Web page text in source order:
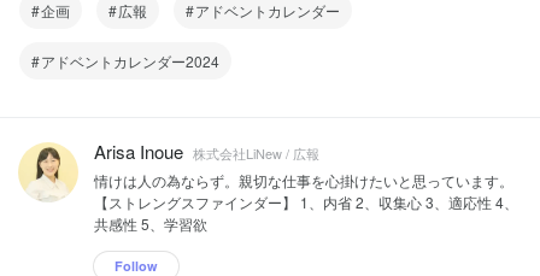
企画 広報 アドベントカレンダー
アドベントカレンダー2024
Arisa Inoue 株式会社LiNew / 広報
情けは人の為ならず。親切な仕事を心掛けたいと思っています。
【ストレングスファインダー】 1、内省 2、収集心 3、適応性 4、
共感性 5、学習欲
Follow